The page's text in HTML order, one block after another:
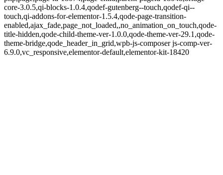
core-3.0.5,qi-blocks-1.0.4,qodef-gutenberg--touch,qodef-qi--
touch,qi-addons-for-elementor-1.5.4,qode-page-transition-
enabled,ajax_fade,page_not_loaded,,no_animation_on_touch,qode-
title-hidden,qode-child-theme-ver-1.0.0,qode-theme-ver-29.1,qode-
theme-bridge,qode_header_in_grid,wpb-js-composer js-comp-ver-
6.9.0,vc_responsive,elementor-default,elementor-kit-18420